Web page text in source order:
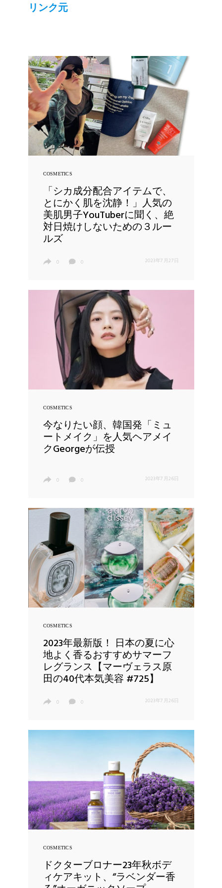
リンク元
COSMETICS
「シカ成分配合アイテムで、
とにかく肌を沈静！」人気の
美肌男子YouTuberに聞く、絶
対日焼けしないための３ルー
ルズ
0 0 2023年7月27日
COSMETICS
今なりたい顔、韓国発「ミュ
ートメイク」を人気ヘアメイ
クGeorgeが伝授
0 0 2023年7月26日
COSMETICS
2023年最新版！ 日本の夏に心
地よく香るおすすめサマーフ
レグランス【マーヴェラス原
田の40代本気美容 #725】
0 0 2023年7月26日
COSMETICS
ドクターブロナー23年秋ボデ
ィケアキット、“ラベンダー香